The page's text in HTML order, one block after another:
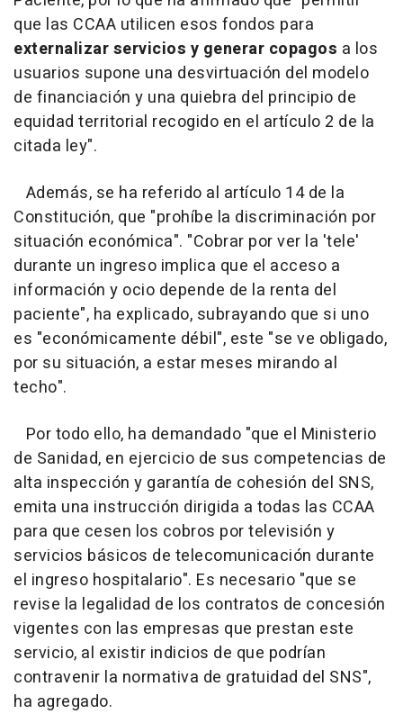
que las CCAA utilicen esos fondos para
externalizar servicios y generar copagos a los
usuarios supone una desvirtuación del modelo
de financiación y una quiebra del principio de
equidad territorial recogido en el artículo 2 de la
citada ley".
Además, se ha referido al artículo 14 de la
Constitución, que "prohíbe la discriminación por
situación económica". "Cobrar por ver la 'tele'
durante un ingreso implica que el acceso a
información y ocio depende de la renta del
paciente", ha explicado, subrayando que si uno
es "económicamente débil", este "se ve obligado,
por su situación, a estar meses mirando al
techo".
Por todo ello, ha demandado "que el Ministerio
de Sanidad, en ejercicio de sus competencias de
alta inspección y garantía de cohesión del SNS,
emita una instrucción dirigida a todas las CCAA
para que cesen los cobros por televisión y
servicios básicos de telecomunicación durante
el ingreso hospitalario". Es necesario "que se
revise la legalidad de los contratos de concesión
vigentes con las empresas que prestan este
servicio, al existir indicios de que podrían
contravenir la normativa de gratuidad del SNS",
ha agregado.